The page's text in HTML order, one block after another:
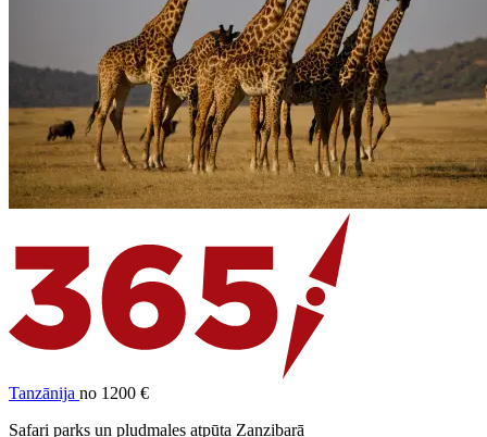
Tanzānija no 1200 €
Safari parks un pludmales atpūta Zanzibarā